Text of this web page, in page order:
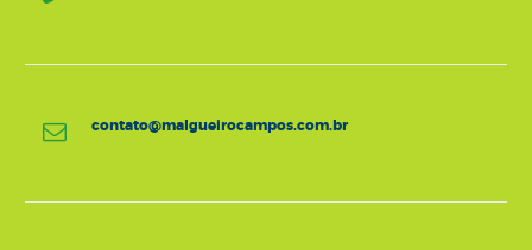
contato@malgueirocampos.com.br